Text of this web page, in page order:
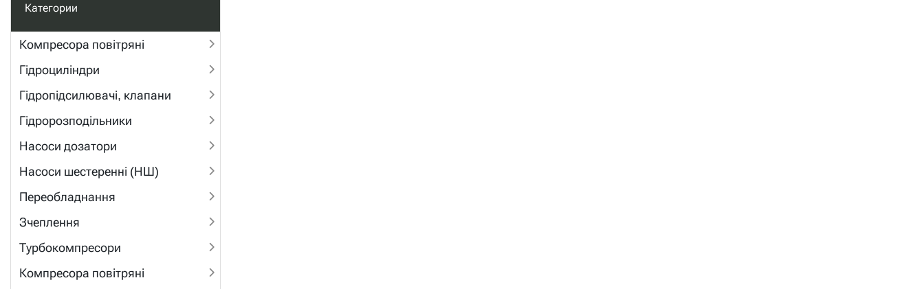
Категории
Компресора повітряні
Гідроциліндри
Гідропідсилювачі, клапани
Гідророзподільники
Насоси дозатори
Насоси шестеренні (НШ)
Переобладнання
Зчеплення
Турбокомпресори
Компресора повітряні